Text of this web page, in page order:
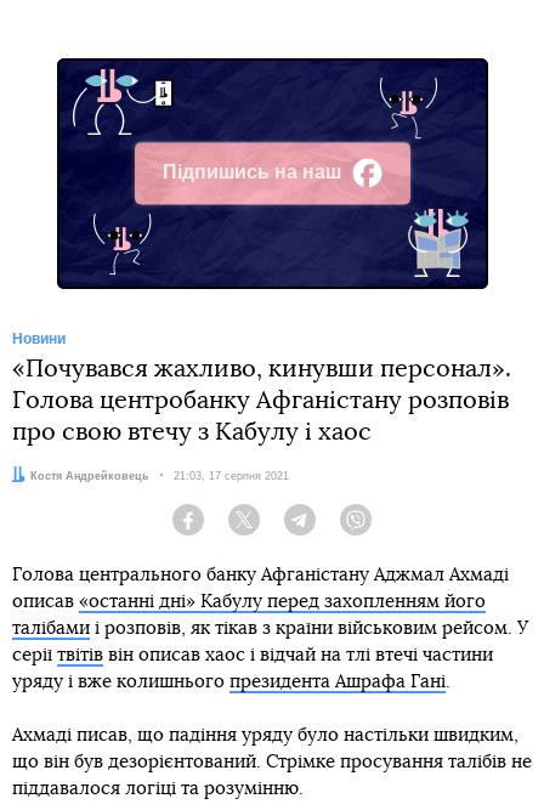
Підпишись на наш
Facebook
Новини
«Почувався жахливо, кинувши персонал».
Голова центробанку Афганістану розповів
про свою втечу з Кабулу і хаос
Автор:Костя Андрейковець Дата:
21:03, 17 серпня 2021
Facebook Twitter Telegram
Голова центрального банку Афганістану Аджмал Ахмаді
описав «останні дні» Кабулу перед захопленням його
талібами і розповів, як тікав з країни військовим рейсом. У
серії твітів він описав хаос і відчай на тлі втечі частини
уряду і вже колишнього президента Ашрафа Гані
Ахмаді писав, що падіння уряду було настільки швидким,
що він був дезорієнтований. Стрімке просування талібів не
піддавалося логіці та розумінню.